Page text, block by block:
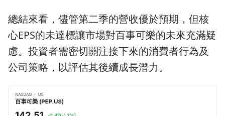
總結來看，儘管第二季的營收優於預期，但核
心EPS的未達標讓市場對百事可樂的未來充滿疑
慮。投資者需密切關注接下來的消費者行為及
公司策略，以評估其後續成長潛力。